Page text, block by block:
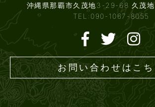
沖縄県那覇市久茂地3-29-68 久茂
TEL:090-1067-8055
お問い合わせはこち